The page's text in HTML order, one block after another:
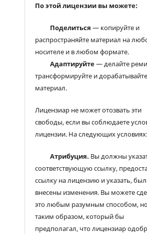
По этой лицензии вы можете:
Поделиться — копируйте и
распространяйте материал на
носителе и в любом формате.
Адаптируйте— делайте
трансформируйте и дорабатывайте
материал.
Лицензиар не может отозвать эти
свободы, если вы соблюдаете
лицензии. На следующих условиях:
Атрибуция. Вы должны
соответствующую ссылку,
ссылку на лицензию и указать,
внесены изменения. Вы можете
это любым разумным способом,
таким образом, который бы
предполагал, что лицензиар